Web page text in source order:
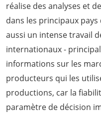
réalise des analyses et
dans les principaux pays
aussi un intense travail
internationaux -
informations sur les
producteurs qui les
productions, car la
paramètre de décision